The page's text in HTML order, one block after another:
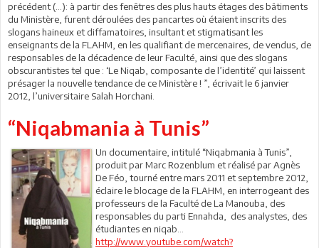
précédent (…): à partir des fenêtres des plus hauts étages des bâtiments
du Ministère, furent déroulées des pancartes où étaient inscrits des
slogans haineux et diffamatoires, insultant et stigmatisant les
enseignants de la FLAHM, en les qualifiant de mercenaires, de vendus, de
responsables de la décadence de leur Faculté, ainsi que des slogans
obscurantistes tel que : ‘Le Niqab, composante de l’identité’ qui laissent
présager la nouvelle tendance de ce Ministère ! ”, écrivait le 6 janvier
2012, l’universitaire Salah Horchani.
“Niqabmania à Tunis”
Un documentaire, intitulé “Niqabmania à Tunis”,
produit par Marc Rozenblum et réalisé par Agnès
De Féo, tourné entre mars 2011 et septembre 2012,
éclaire le blocage de la FLAHM, en interrogeant des
professeurs de la Faculté de La Manouba, des
responsables du parti Ennahda, des analystes, des
étudiantes en niqab…
http://www.youtube.com/watch?